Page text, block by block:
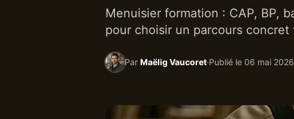
Menuisier formation : CAP, BP,
pour choisir un parcours concret
Par Maëlig Vaucoret·Publié le 06 mai 2026